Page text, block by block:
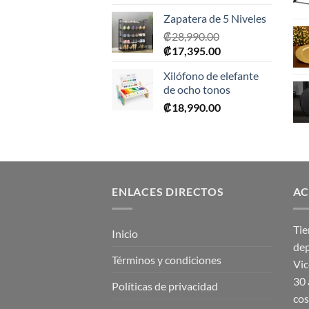
Zapatera de 5 Niveles
₡28,990.00
El
original
era:
₡28,990.00.
₡17,395.00El
actual
es:
₡17,395.00.
Xilófono de elefante
de ocho tonos
₡18,990.00
ENLACES DIRECTOS
Inicio
Términos y condiciones
Políticas de privacidad
30